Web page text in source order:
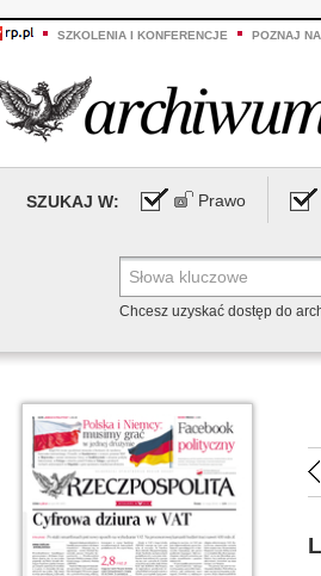
SZKOLENIA I KONFERENCJE POZNAJ
SZUKAJ W: Prawo
Chcesz uzyskać dostęp do